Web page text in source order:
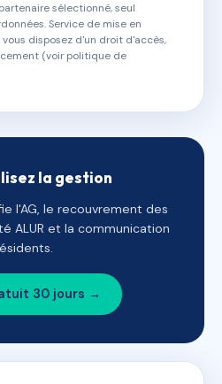
sélectionné, seul
Service de mise en
disposez d'un droit d'accès,
(voir politique de
la gestion
l'AG, le recouvrement des
ALUR et la communication
30 jours →